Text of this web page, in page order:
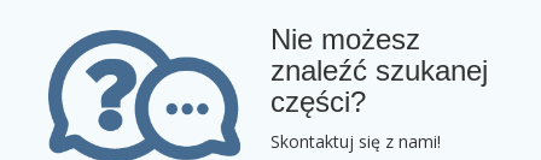
Nie możesz
znaleźć szukanej
części?
Skontaktuj się z nami!